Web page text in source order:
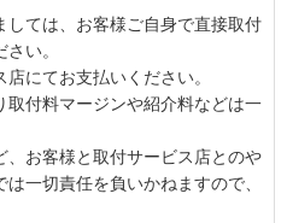
ては、お客様ご自身で直接取付
い。
にてお支払いください。
取付料マージンや紹介料などは一
、お客様と取付サービス店とのや
一切責任を負いかねますので、